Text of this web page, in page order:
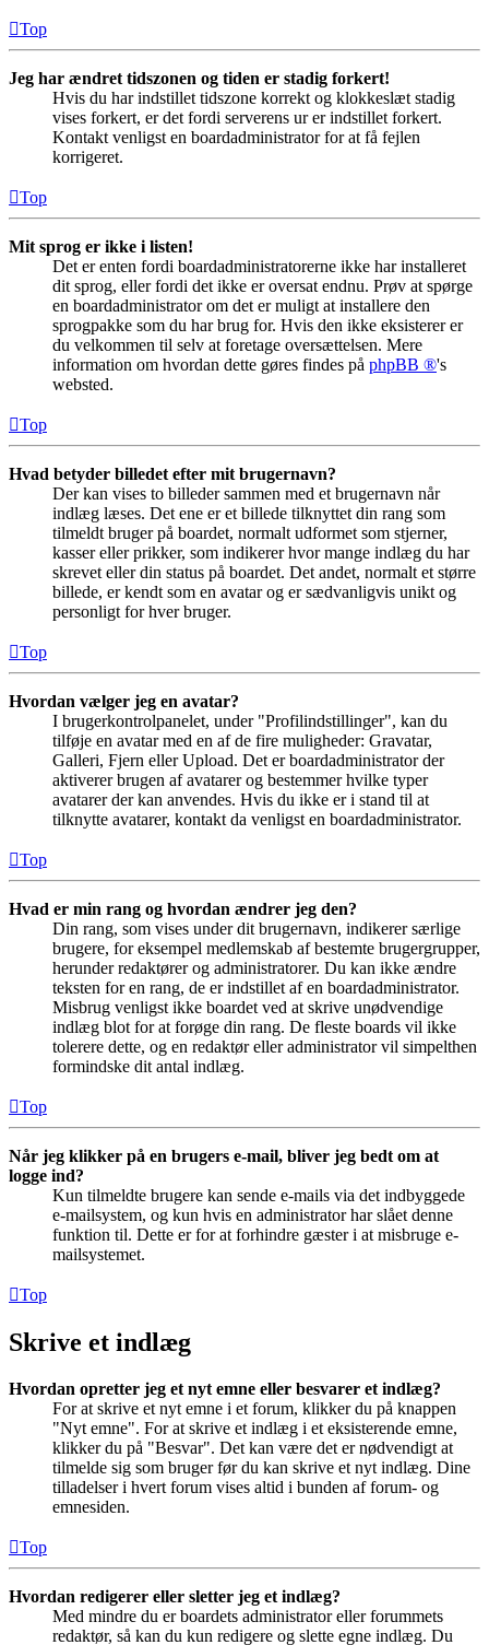
Top
Jeg har ændret tidszonen og tiden er stadig forkert!
Hvis du har indstillet tidszone korrekt og klokkeslæt stadig
vises forkert, er det fordi serverens ur er indstillet forkert.
Kontakt venligst en boardadministrator for at få fejlen
korrigeret.
Top
Mit sprog er ikke i listen!
Det er enten fordi boardadministratorerne ikke har installeret
dit sprog, eller fordi det ikke er oversat endnu. Prøv at spørge
en boardadministrator om det er muligt at installere den
sprogpakke som du har brug for. Hvis den ikke eksisterer er
du velkommen til selv at foretage oversættelsen. Mere
information om hvordan dette gøres findes på phpBB ®'s
websted.
Top
Hvad betyder billedet efter mit brugernavn?
Der kan vises to billeder sammen med et brugernavn når
indlæg læses. Det ene er et billede tilknyttet din rang som
tilmeldt bruger på boardet, normalt udformet som stjerner,
kasser eller prikker, som indikerer hvor mange indlæg du har
skrevet eller din status på boardet. Det andet, normalt et større
billede, er kendt som en avatar og er sædvanligvis unikt og
personligt for hver bruger.
Top
Hvordan vælger jeg en avatar?
I brugerkontrolpanelet, under "Profilindstillinger", kan du
tilføje en avatar med en af de fire muligheder: Gravatar,
Galleri, Fjern eller Upload. Det er boardadministrator der
aktiverer brugen af avatarer og bestemmer hvilke typer
avatarer der kan anvendes. Hvis du ikke er i stand til at
tilknytte avatarer, kontakt da venligst en boardadministrator.
Top
Hvad er min rang og hvordan ændrer jeg den?
Din rang, som vises under dit brugernavn, indikerer særlige
brugere, for eksempel medlemskab af bestemte brugergrupper,
herunder redaktører og administratorer. Du kan ikke ændre
teksten for en rang, de er indstillet af en boardadministrator.
Misbrug venligst ikke boardet ved at skrive unødvendige
indlæg blot for at forøge din rang. De fleste boards vil ikke
tolerere dette, og en redaktør eller administrator vil simpelthen
formindske dit antal indlæg.
Top
Når jeg klikker på en brugers e-mail, bliver jeg bedt om at
logge ind?
Kun tilmeldte brugere kan sende e-mails via det indbyggede
e-mailsystem, og kun hvis en administrator har slået denne
funktion til. Dette er for at forhindre gæster i at misbruge e-
mailsystemet.
Top
Skrive et indlæg
Hvordan opretter jeg et nyt emne eller besvarer et indlæg?
For at skrive et nyt emne i et forum, klikker du på knappen
"Nyt emne". For at skrive et indlæg i et eksisterende emne,
klikker du på "Besvar". Det kan være det er nødvendigt at
tilmelde sig som bruger før du kan skrive et nyt indlæg. Dine
tilladelser i hvert forum vises altid i bunden af forum- og
emnesiden.
Top
Hvordan redigerer eller sletter jeg et indlæg?
Med mindre du er boardets administrator eller forummets
redaktør, så kan du kun redigere og slette egne indlæg. Du